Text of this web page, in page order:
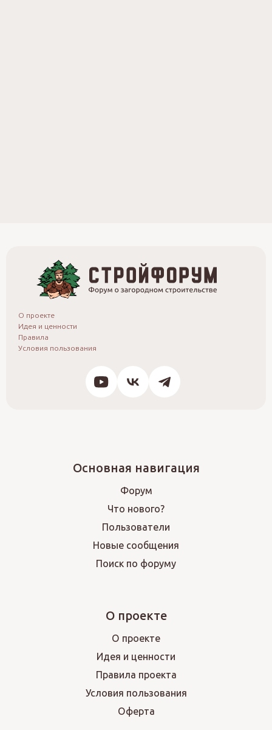
О проекте
Идея и ценности
Правила
Условия пользования
Основная навигация
Форум
Что нового?
Пользователи
Новые сообщения
Поиск по форуму
О проекте
О проекте
Идея и ценности
Правила проекта
Условия пользования
Оферта